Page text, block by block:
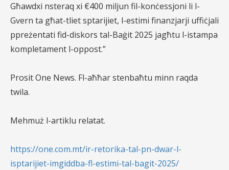
Għawdxi nsteraq xi €400 miljun fil-konċessjoni li l-
Gvern ta għat-tliet sptarijiet, l-estimi finanzjarji uffiċjali
ppreżentati fid-diskors tal-Baġit 2025 jagħtu l-istampa
kompletament l-oppost.”
Prosit One News. Fl-aħħar stenbaħtu minn raqda
twila.
Mehmuż l-artiklu relatat.
https://one.com.mt/ir-retorika-tal-pn-dwar-l-
isptarijiet-imgiddba-fl-estimi-tal-bagit-2025/